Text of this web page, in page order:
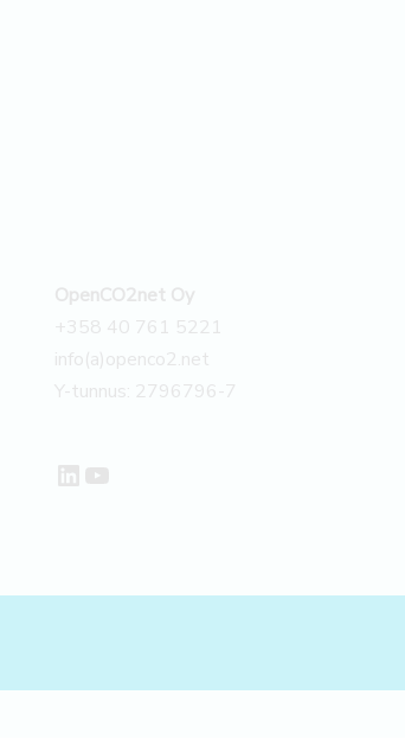
OpenCO2net Oy
+358 40 761 5221
info(a)openco2.net
Y-tunnus: 2796796-7
LinkedIn
YouTube